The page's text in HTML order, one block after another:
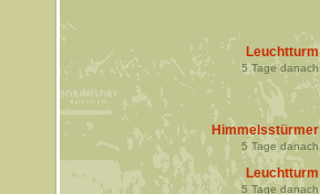
Leuchtturm
5 Tage danach
Himmelsstürmer
5 Tage danach
Leuchtturm
5 Tage danach